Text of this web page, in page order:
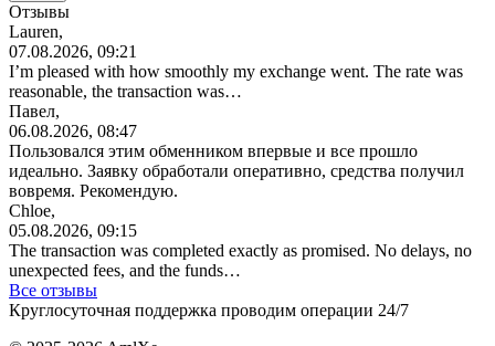
Отзывы
Lauren,
07.08.2026, 09:21
I’m pleased with how smoothly my exchange went. The rate was
reasonable, the transaction was…
Павел,
06.08.2026, 08:47
Пользовался этим обменником впервые и все прошло
идеально. Заявку обработали оперативно, средства получил
вовремя. Рекомендую.
Chloe,
05.08.2026, 09:15
The transaction was completed exactly as promised. No delays, no
unexpected fees, and the funds…
Все отзывы
Круглосуточная поддержка проводим операции 24/7